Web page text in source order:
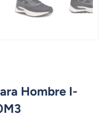
Hombre I-